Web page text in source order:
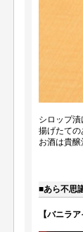
シロップ
揚げたて
お酒は貴
■あら不思
【バニラ